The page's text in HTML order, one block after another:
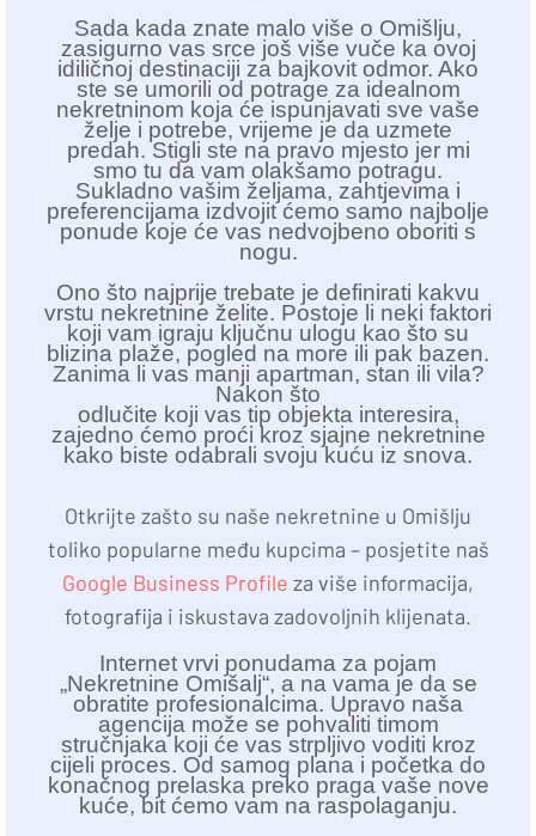
Sada kada znate malo više o Omišlju,
zasigurno vas srce još više vuče ka ovoj
idiličnoj destinaciji za bajkovit odmor. Ako
ste se umorili od potrage za idealnom
nekretninom koja će ispunjavati sve vaše
želje i potrebe, vrijeme je da uzmete
predah. Stigli ste na pravo mjesto jer mi
smo tu da vam olakšamo potragu.
Sukladno vašim željama, zahtjevima i
preferencijama izdvojit ćemo samo najbolje
ponude koje će vas nedvojbeno oboriti s
nogu.
Ono što najprije trebate je definirati kakvu
vrstu nekretnine želite. Postoje li neki faktori
koji vam igraju ključnu ulogu kao što su
blizina plaže, pogled na more ili pak bazen.
Zanima li vas manji apartman, stan ili vila?
Nakon što
odlučite koji vas tip objekta interesira,
zajedno ćemo proći kroz sjajne nekretnine
kako biste odabrali svoju kuću iz snova.
Otkrijte zašto su naše nekretnine u Omišlju
toliko popularne među kupcima – posjetite naš
Google Business Profile za više informacija,
fotografija i iskustava zadovoljnih klijenata.
Internet vrvi ponudama za pojam
„Nekretnine Omišalj“, a na vama je da se
obratite profesionalcima. Upravo naša
agencija može se pohvaliti timom
stručnjaka koji će vas strpljivo voditi kroz
cijeli proces. Od samog plana i početka do
konačnog prelaska preko praga vaše nove
kuće, bit ćemo vam na raspolaganju.